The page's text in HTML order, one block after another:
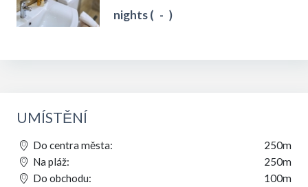
nights ( - )
UMÍSTĚNÍ
Do centra města:
250m
Na pláž:
250m
Do obchodu:
100m